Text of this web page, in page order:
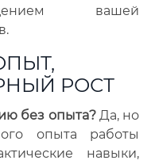
вашей
РОСТ
без опыта?Да, но
опыта работы
навыки,